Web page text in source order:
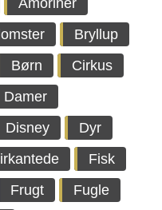
Bryllup
Børn
Cirkus
Damer
Disney
Dyr
Fisk
Frugt
Fugle